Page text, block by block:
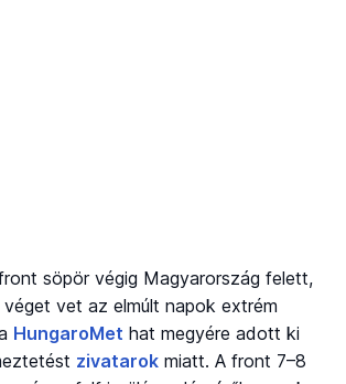
söpör végig Magyarország felett,
vet az elmúlt napok extrém
HungaroMet hat megyére adott ki
zivatarok miatt. A front 7–8